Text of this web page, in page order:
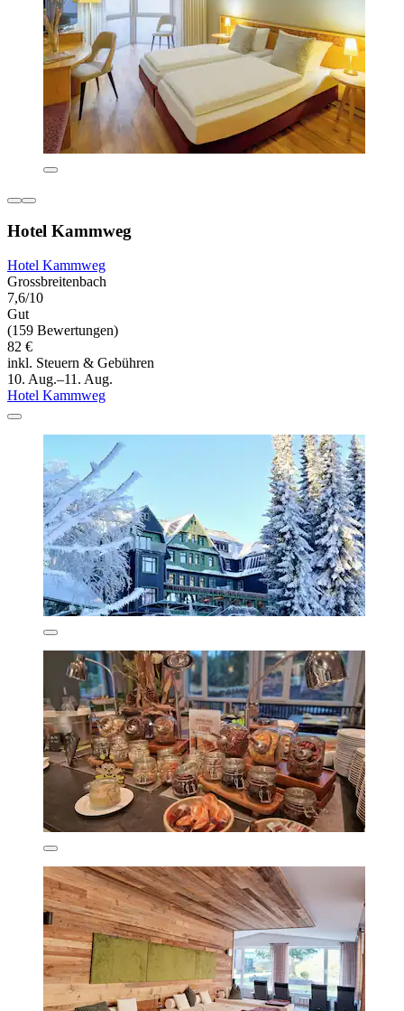
Hotel Kammweg
Hotel Kammweg
Grossbreitenbach
7,6/10
Gut
(159 Bewertungen)
82 €
inkl. Steuern & Gebühren
10. Aug.–11. Aug.
Hotel Kammweg